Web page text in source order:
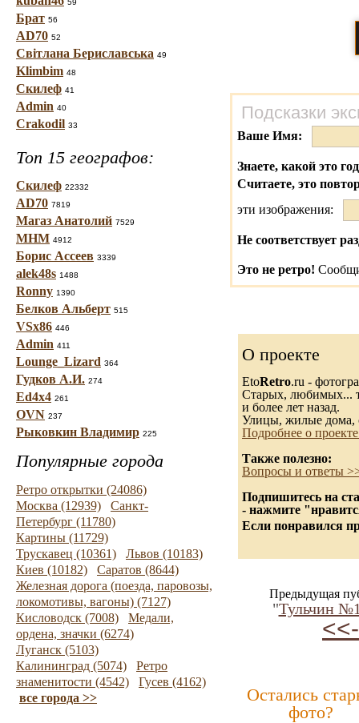
59
Брат 56
AD70 52
Світлана Бериславська 49
Klimbim 48
Скилеф 41
Admin 40
Crakodil 33
Топ 15 географов:
Скилеф 22332
AD70 7819
Магаз Анатолий 7529
МНМ 4912
Борис Ассеев 3339
alek48s 1488
Ronny 1390
Белков Альберт 515
VSx86 446
Admin 411
Lounge_Lizard 364
Гудков А.И. 274
Ed4x4 261
OVN 237
Рыковкин Владимир 225
Популярные города
Ретро открытки (24086)
Москва (12939)
Санкт-
Петербург (11780)
Картины (11729)
Трускавец (10361)
Львов (10183)
Киев (10182)
Саратов (8644)
Железная дорога (поезда, паровозы,
локомотивы, вагоны) (7127)
Кисловодск (7008)
Медали,
ордена, значки (6274)
Луганск (5103)
Калининград (5074)
Ретро
знаменитости (4542)
Гусев (4162)
все города >>
Подсказки
Ваше Имя:
Знаете, какой это
Считаете, это
эти изображения:
Не соответствует
Это не ретро!
О проекте
EtoRetro.ru -
Старых, любимых...
и более лет назад.
Улицы, жилые дома,
Подробнее о
Также полезно:
Вопросы и ответы
Подпишитесь на
- нажмите
Если понравился
Предыдущая
"Тульчин
<<-
Остались
фото?